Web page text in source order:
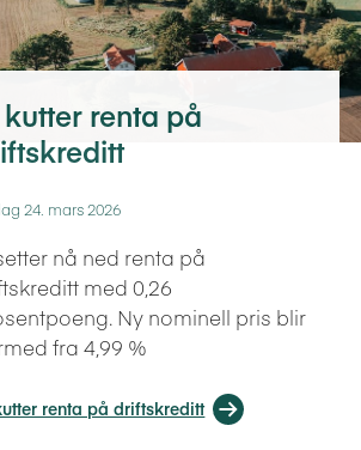
renta på
24. mars 2026
nå ned renta på
med 0,26
Ny nominell pris blir
fra 4,99 %
renta på driftskreditt